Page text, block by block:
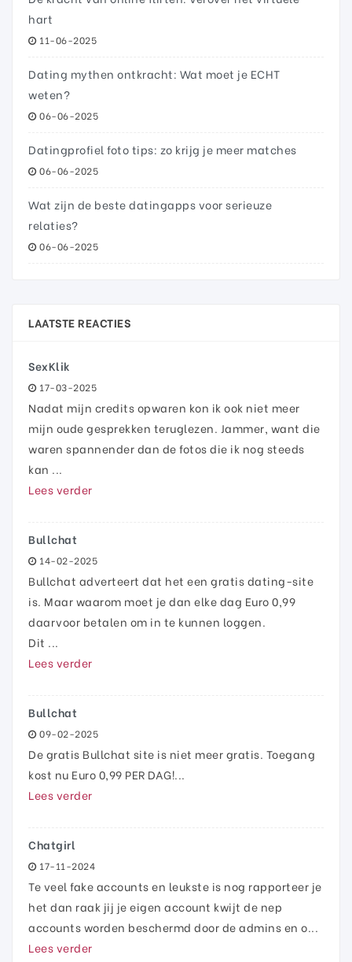
hart
11-06-2025
Dating mythen ontkracht: Wat moet je ECHT
weten?
06-06-2025
Datingprofiel foto tips: zo krijg je meer matches
06-06-2025
Wat zijn de beste datingapps voor serieuze
relaties?
06-06-2025
LAATSTE REACTIES
SexKlik
17-03-2025
Nadat mijn credits opwaren kon ik ook niet meer
mijn oude gesprekken teruglezen. Jammer, want die
waren spannender dan de fotos die ik nog steeds
kan ...
Lees verder
Bullchat
14-02-2025
Bullchat adverteert dat het een gratis dating-site
is. Maar waarom moet je dan elke dag Euro 0,99
daarvoor betalen om in te kunnen loggen.
Dit ...
Lees verder
Bullchat
09-02-2025
De gratis Bullchat site is niet meer gratis. Toegang
kost nu Euro 0,99 PER DAG!...
Lees verder
Chatgirl
17-11-2024
Te veel fake accounts en leukste is nog rapporteer je
het dan raak jij je eigen account kwijt de nep
accounts worden beschermd door de admins en o...
Lees verder